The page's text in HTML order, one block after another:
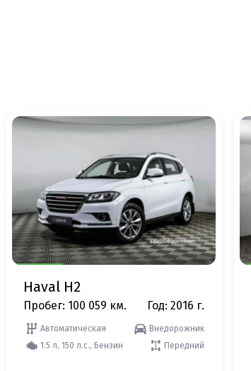
Haval H2
Пробег: 100 059 км. Год: 2016 г.
Автоматическая
Внедорожник
1.5 л, 150 л.с., Бензин
Передний